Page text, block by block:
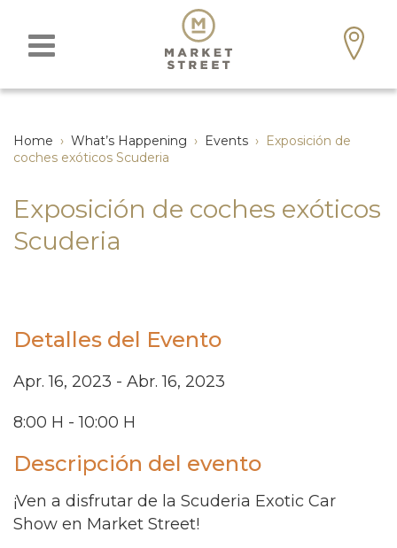
Home › What’s Happening › Events › Exposición de
coches exóticos Scuderia
Exposición de coches exóticos
Scuderia
Detalles del Evento
Apr. 16, 2023 - Abr. 16, 2023
8:00 H - 10:00 H
Descripción del evento
¡Ven a disfrutar de la Scuderia Exotic Car
Show en Market Street!